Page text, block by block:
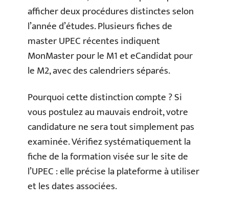
afficher deux procédures distinctes selon
l’année d’études. Plusieurs fiches de
master UPEC récentes indiquent
MonMaster pour le M1 et eCandidat pour
le M2, avec des calendriers séparés.
Pourquoi cette distinction compte ? Si
vous postulez au mauvais endroit, votre
candidature ne sera tout simplement pas
examinée. Vérifiez systématiquement la
fiche de la formation visée sur le site de
l’UPEC : elle précise la plateforme à utiliser
et les dates associées.